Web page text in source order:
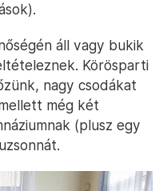
áll vagy bukik
Körösparti
nagy csodákat
még két
(plusz egy